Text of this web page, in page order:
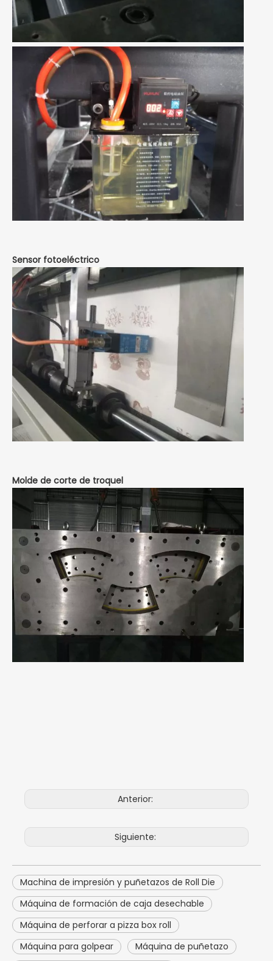
Sensor fotoeléctrico
Molde de corte de troquel
Anterior:
Siguiente:
Machina de impresión y puñetazos de Roll Die
Máquina de formación de caja desechable
Máquina de perforar a pizza box roll
Máquina para golpear
Máquina de puñetazo